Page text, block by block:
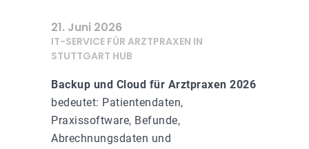
21. Juni 2026
IT-SERVICE FÜR ARZTPRAXEN IN
STUTTGART HUB
Backup und Cloud für Arztpraxen 2026
bedeutet: Patientendaten,
Praxissoftware, Befunde,
Abrechnungsdaten und